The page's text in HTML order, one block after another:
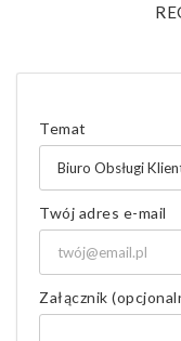
Temat
Twój adres e-mail
Załącznik